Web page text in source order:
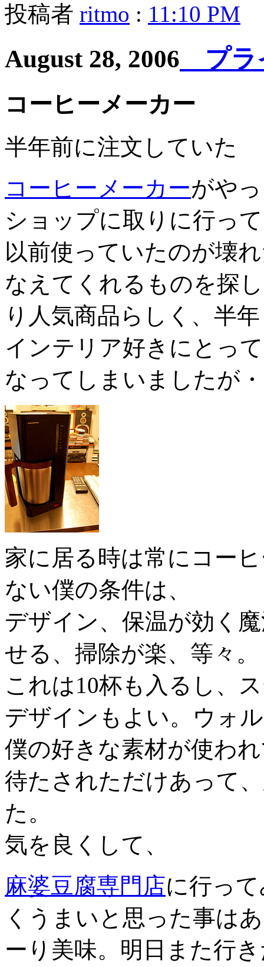
投稿者 ritmo : 11:10 PM
August 28, 2006 プラ
コーヒーメーカー
半年前に注文していた
コーヒーメーカーがや
ショップに取りに行っ
以前使っていたのが壊
なえてくれるものを探
り人気商品らしく、半
インテリア好きにとっ
なってしまいましたが
家に居る時は常にコー
ない僕の条件は、
デザイン、保温が効く
せる、掃除が楽、等々。
これは10杯も入るし、
デザインもよい。ウォ
僕の好きな素材が使わ
待たされただけあって
た。
気を良くして、
麻婆豆腐専門店に行っ
くうまいと思った事は
ーり美味。明日また行